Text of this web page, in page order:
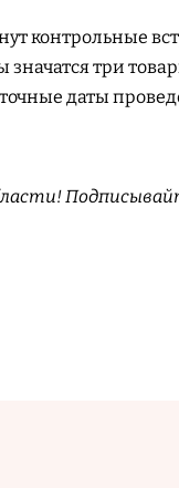
контрольные
три
даты